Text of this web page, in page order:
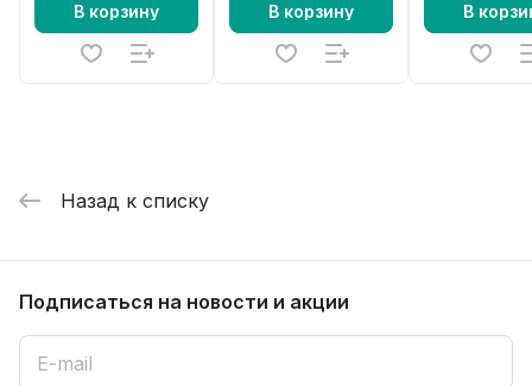
В корзину В корзину В
Назад к списку
Подписаться на новости и акции